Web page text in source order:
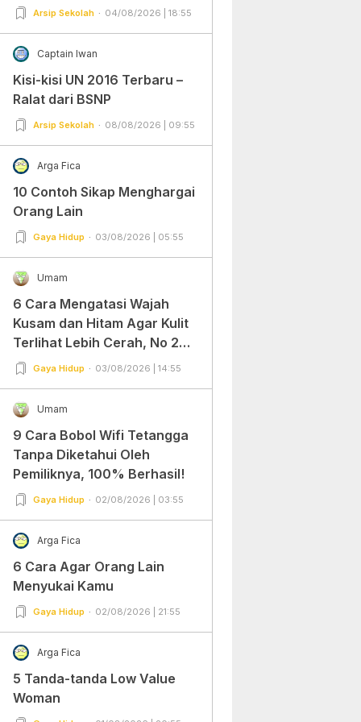
Arsip Sekolah 04/08/2026 | 18:55
Captain Iwan
Kisi-kisi UN 2016 Terbaru –
Ralat dari BSNP
Arsip Sekolah 08/08/2026 | 09:55
Arga Fica
10 Contoh Sikap Menghargai
Orang Lain
Gaya Hidup 03/08/2026 | 05:55
Umam
6 Cara Mengatasi Wajah
Kusam dan Hitam Agar Kulit
Terlihat Lebih Cerah, No 2
Gampang Banget dan Mudah
Gaya Hidup 03/08/2026 | 14:55
Umam
9 Cara Bobol Wifi Tetangga
Tanpa Diketahui Oleh
Pemiliknya, 100% Berhasil!
Gaya Hidup 02/08/2026 | 03:55
Arga Fica
6 Cara Agar Orang Lain
Menyukai Kamu
Gaya Hidup 02/08/2026 | 21:55
Arga Fica
5 Tanda-tanda Low Value
Woman